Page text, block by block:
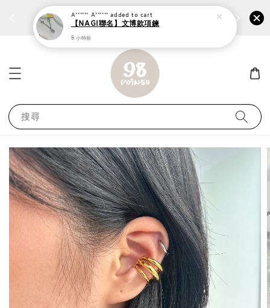
個性鋼戒任兩件1300⚡ 前往選購 ›› 加
搜尋
A****** A****** added to cart
【NAGI聯名】文博款項鍊
8 小時前